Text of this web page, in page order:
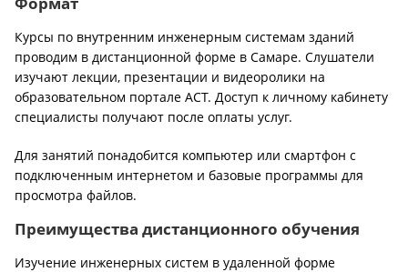
Курсы по внутренним инженерным системам зданий
проводим в дистанционной форме в Самаре. Слушатели
изучают лекции, презентации и видеоролики на
образовательном портале АСТ. Доступ к личному кабинету
специалисты получают после оплаты услуг.
Для занятий понадобится компьютер или смартфон с
подключенным интернетом и базовые программы для
просмотра файлов.
Преимущества дистанционного обучения
Изучение инженерных систем в удаленной форме